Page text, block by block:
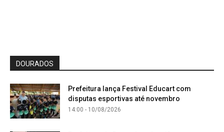
DOURADOS
Prefeitura lança Festival Educart com
disputas esportivas até novembro
14:00 - 10/08/2026